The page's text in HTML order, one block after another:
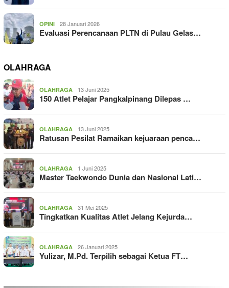
OPINI 28 Januari 2026
Evaluasi Perencanaan PLTN di Pulau Gelas…
OLAHRAGA
OLAHRAGA 13 Juni 2025
150 Atlet Pelajar Pangkalpinang Dilepas …
OLAHRAGA 13 Juni 2025
Ratusan Pesilat Ramaikan kejuaraan penca…
OLAHRAGA 1 Juni 2025
Master Taekwondo Dunia dan Nasional Lati…
OLAHRAGA 31 Mei 2025
Tingkatkan Kualitas Atlet Jelang Kejurda…
OLAHRAGA 26 Januari 2025
Yulizar, M.Pd. Terpilih sebagai Ketua FT…